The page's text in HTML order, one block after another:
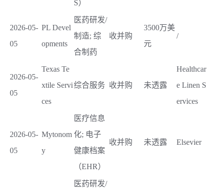
S）
2026-05-
05
PL Devel
opments
医药研发/
制造; 综
合制药
收并购
3500万美
元
/
2026-05-
05
Texas Te
xtile Servi
ces
综合服务 收并购 未透露
Healthcar
e Linen S
ervices
2026-05-
05
Mytonom
y
医疗信息
化; 电子
健康档案
（EHR）
收并购 未透露 Elsevier
医药研发/